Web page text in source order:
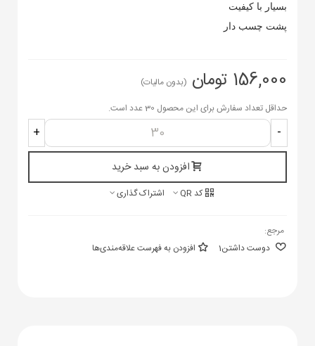
بسیار با کیفیت
پشت چسب دار
156,000 تومان
(بدون مالیات)
حداقل تعداد سفارش برای این محصول 30 عدد است.
-
+
افزودن به سبد خرید
کد QR اشتراک گذاری
مرجع:
دوست داشتن1 افزودن به فهرست علاقه‌مندی‌ها